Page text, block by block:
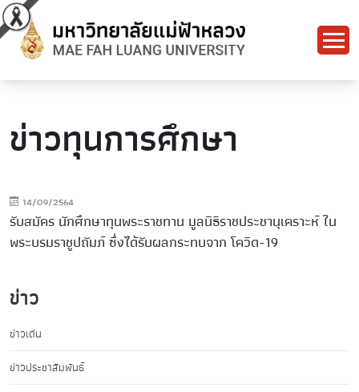
ข่าวทุนการศึกษา
14/09/2564
รับสมัคร นักศึกษาทุนพระราชทาน มูลนิธิราชประชานุเคราะห์ ใน
พระบรมราชูปถัมภ์ ซึ่งได้รับผลกระทบจาก โควิด-19
ข่าว
ข่าวเด่น
ข่าวประชาสัมพันธ์